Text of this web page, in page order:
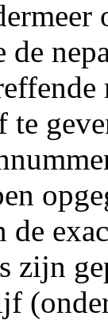
de
de
zijn